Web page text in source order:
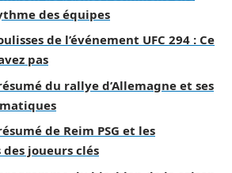
des équipes
de l’événement UFC 294 : Ce
pas
du rallye d’Allemagne et ses
de Reim PSG et les
joueurs clés